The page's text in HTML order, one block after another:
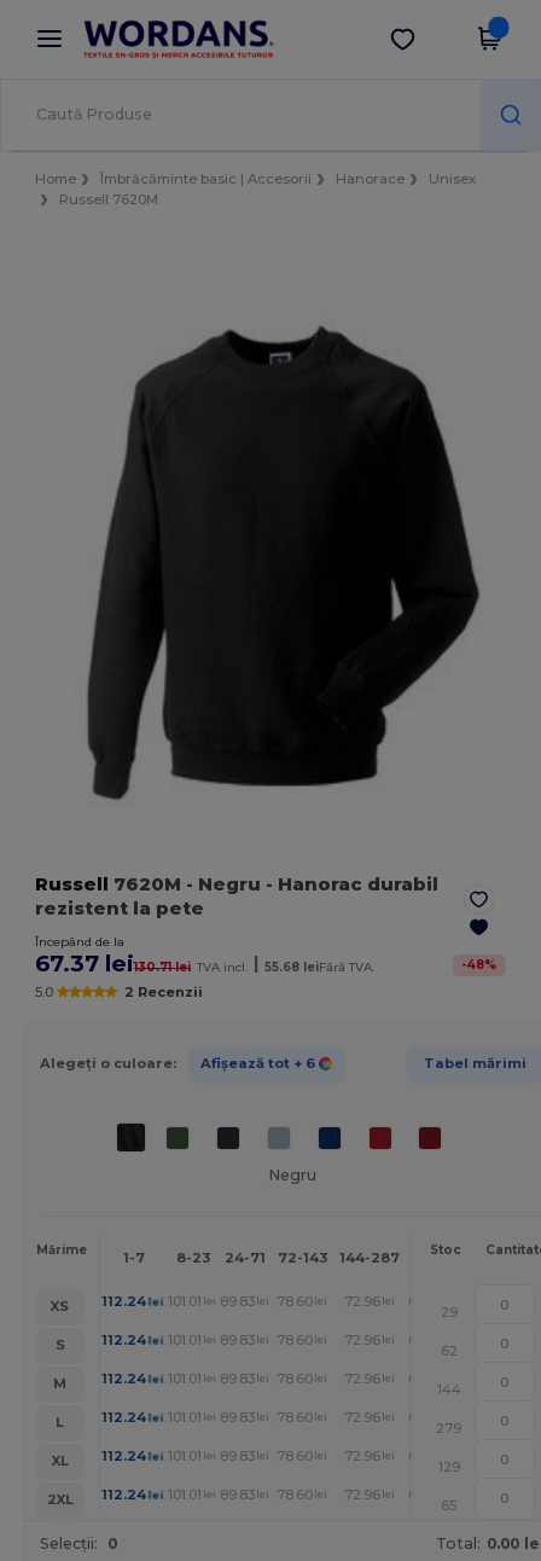
× Aplicația Wordans
Prețuri mai bune în aplicație!
Descarcă app
Home Îmbrăcăminte basic | Accesorii Hanorace
Unisex
Russell 7620M
Russell 7620M - Negru - Hanorac durabil
rezistent la pete
Începând de la
67.37 lei130.71 lei TVA incl. | 55.68 leiFără TVA. -48%
5.0 2 Recenzii
Alegeți o culoare: Afișează tot + 6 Tabel mărimi
Negru
Mărime 1-7 8-23 24-71 72-143 144-287 288 +
Mai
Stoc
XS 112.24lei 101.01 lei 89.83lei 78.60lei 72.96lei 67.37
29
S
112.24lei 101.01 lei 89.83lei 78.60lei 72.96lei 67.37
62
M
112.24lei 101.01 lei 89.83lei 78.60lei 72.96lei 67.37
144
L
112.24lei 101.01 lei 89.83lei 78.60lei 72.96lei 67.37
279
XL
112.24lei 101.01 lei 89.83lei 78.60lei 72.96lei 67.37
129
2XL
112.24lei 101.01 lei 89.83lei 78.60lei 72.96lei 67.37
65
Selecții: 0 Total: 0.00